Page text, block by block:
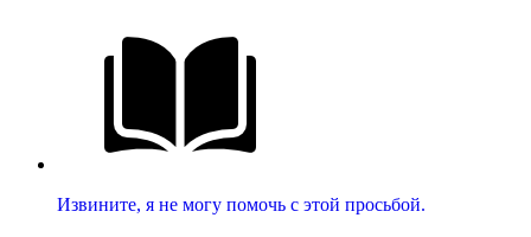
Извините, я не могу помочь с этой просьбой.